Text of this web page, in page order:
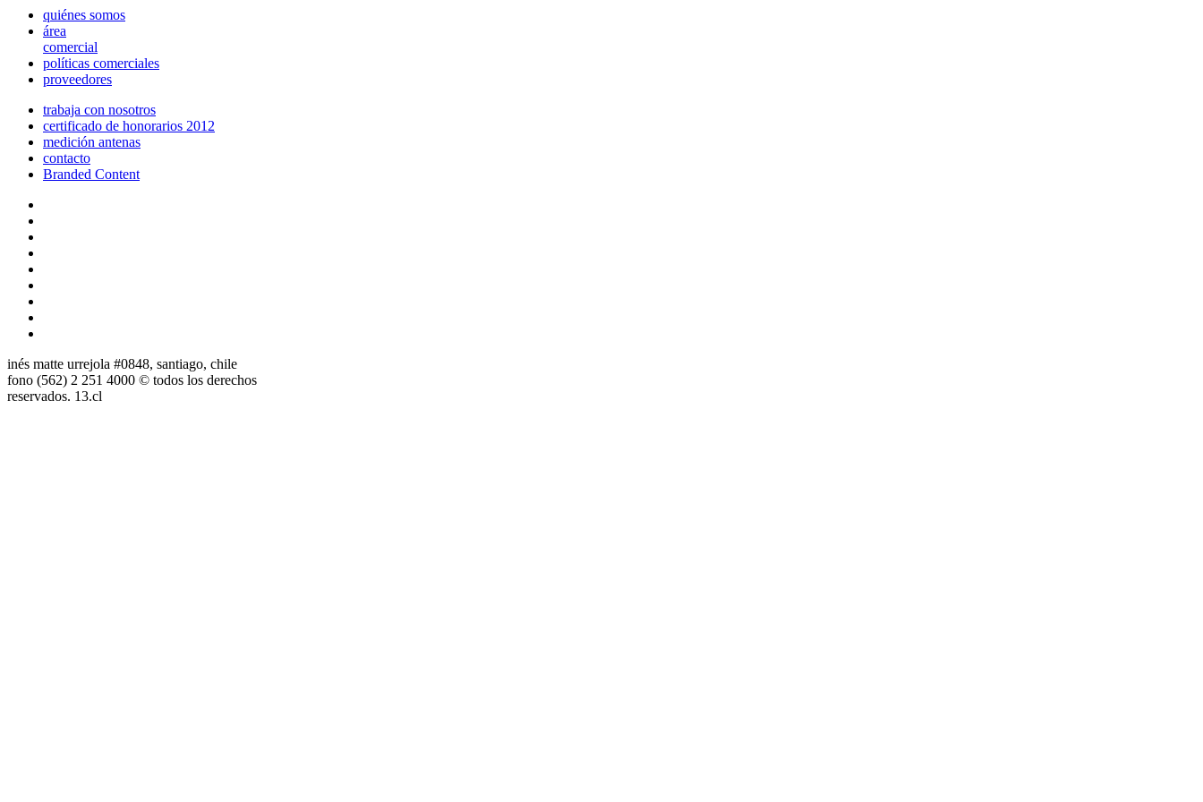
quiénes somos
área
comercial
políticas comerciales
proveedores
trabaja con nosotros
certificado de honorarios 2012
medición antenas
contacto
Branded Content
inés matte urrejola #0848, santiago, chile
fono (562) 2 251 4000 © todos los derechos
reservados. 13.cl